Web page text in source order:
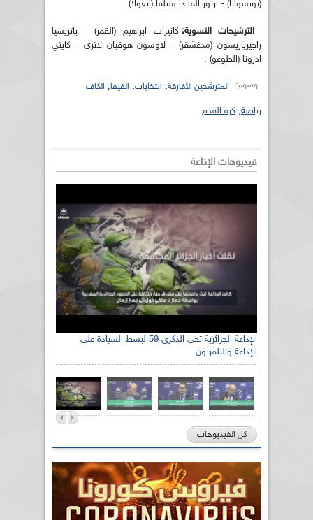
(بوتسوانا) - ارتور المايدا سيلفا (انغولا) .
الترشيحات النسوية: كانيزات ابراهيم (القمر) - باتريسيا
راجيرياريسون (مدغشقر) - لاوسون هوقبان لاتري - كايتي
ادزونا (الطوغو) .
وسوم: المترشحين الأفارقة, انتخابات, الفيفا, الكاف
رياضة, كرة القدم
فيديوهات الإذاعة
الإذاعة الجزائرية تحي الذكرى 59 لبسط السيادة على
الإذاعة والتلفزيون
كل الفيديوهات